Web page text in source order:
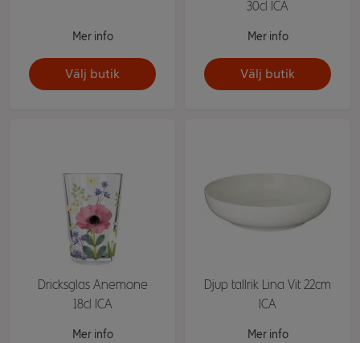
Mer info
Välj butik
30cl ICA
Mer info
Välj butik
Dricksglas Anemone
18cl ICA
Mer info
Djup tallrik Lina Vit 22cm
ICA
Mer info